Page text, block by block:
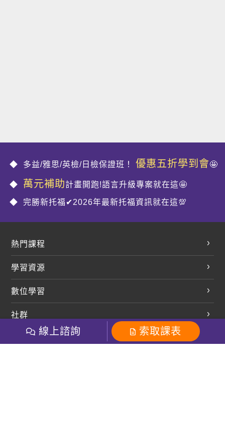
多益/雅思/英檢/日檢保證班！ 優惠五折學到會🤩
萬元補助計畫開跑!語言升級專案就在這🤩
完勝新托福✔2026年最新托福資訊就在這💯
熱門課程
開口溜英文
多益課程
雅思課程
全民英檢
學習資源
開課查詢
學員專區
Line 官方帳號
數位學習
巨匠日語數位學院
巨匠電腦數位學院
社群
就愛嗑英文吐司FB
巨匠教育集團
線上諮詢 索取課表